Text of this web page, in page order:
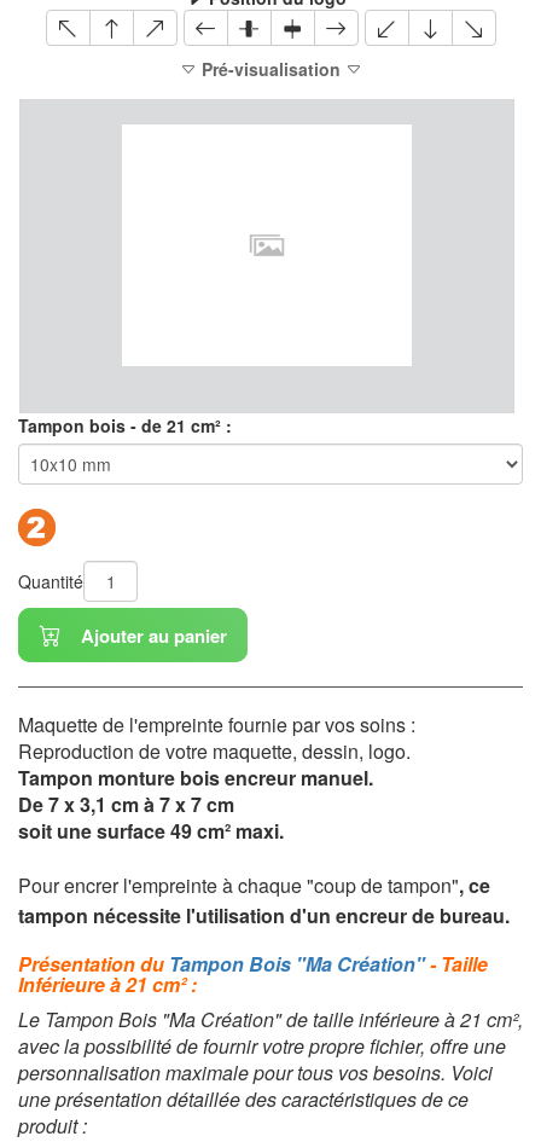
Pré-visualisation
Tampon bois - de 21 cm² :
Quantité
Ajouter au panier
Maquette de l'empreinte fournie par vos soins :
Reproduction de votre maquette, dessin, logo.
Tampon monture bois encreur manuel.
De 7 x 3,1 cm à 7 x 7 cm
soit une surface 49 cm² maxi.
Pour encrer l'empreinte à chaque "coup de tampon", ce
tampon nécessite l'utilisation d'un encreur de bureau.
Présentation du Tampon Bois "Ma Création"- Taille
Inférieure à 21 cm² :
Le Tampon Bois "Ma Création" de taille inférieure à 21 cm²,
avec la possibilité de fournir votre propre fichier, offre une
personnalisation maximale pour tous vos besoins. Voici
une présentation détaillée des caractéristiques de ce
produit :